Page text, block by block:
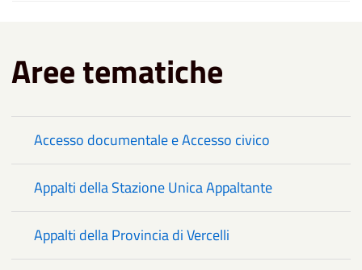
Aree tematiche
Accesso documentale e Accesso civico
Appalti della Stazione Unica Appaltante
Appalti della Provincia di Vercelli